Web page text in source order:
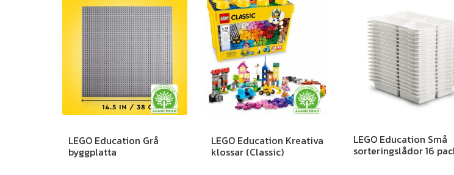
LEGO Education Grå
byggplatta
LEGO Education Kreativa
klossar (Classic)
LEGO Education Små
sorteringslådor 16